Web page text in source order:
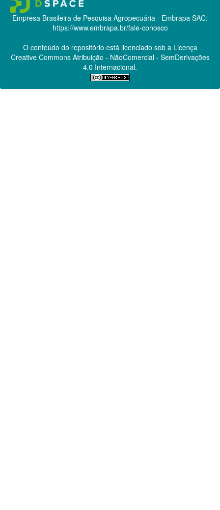
Empresa Brasileira de Pesquisa Agropecuária - Embrapa SAC:
https://www.embrapa.br/fale-conosco
O conteúdo do repositório está licenciado sob a Licença
Creative CommonsAtribuição - NãoComercial - SemDerivações
4.0 Internacional.